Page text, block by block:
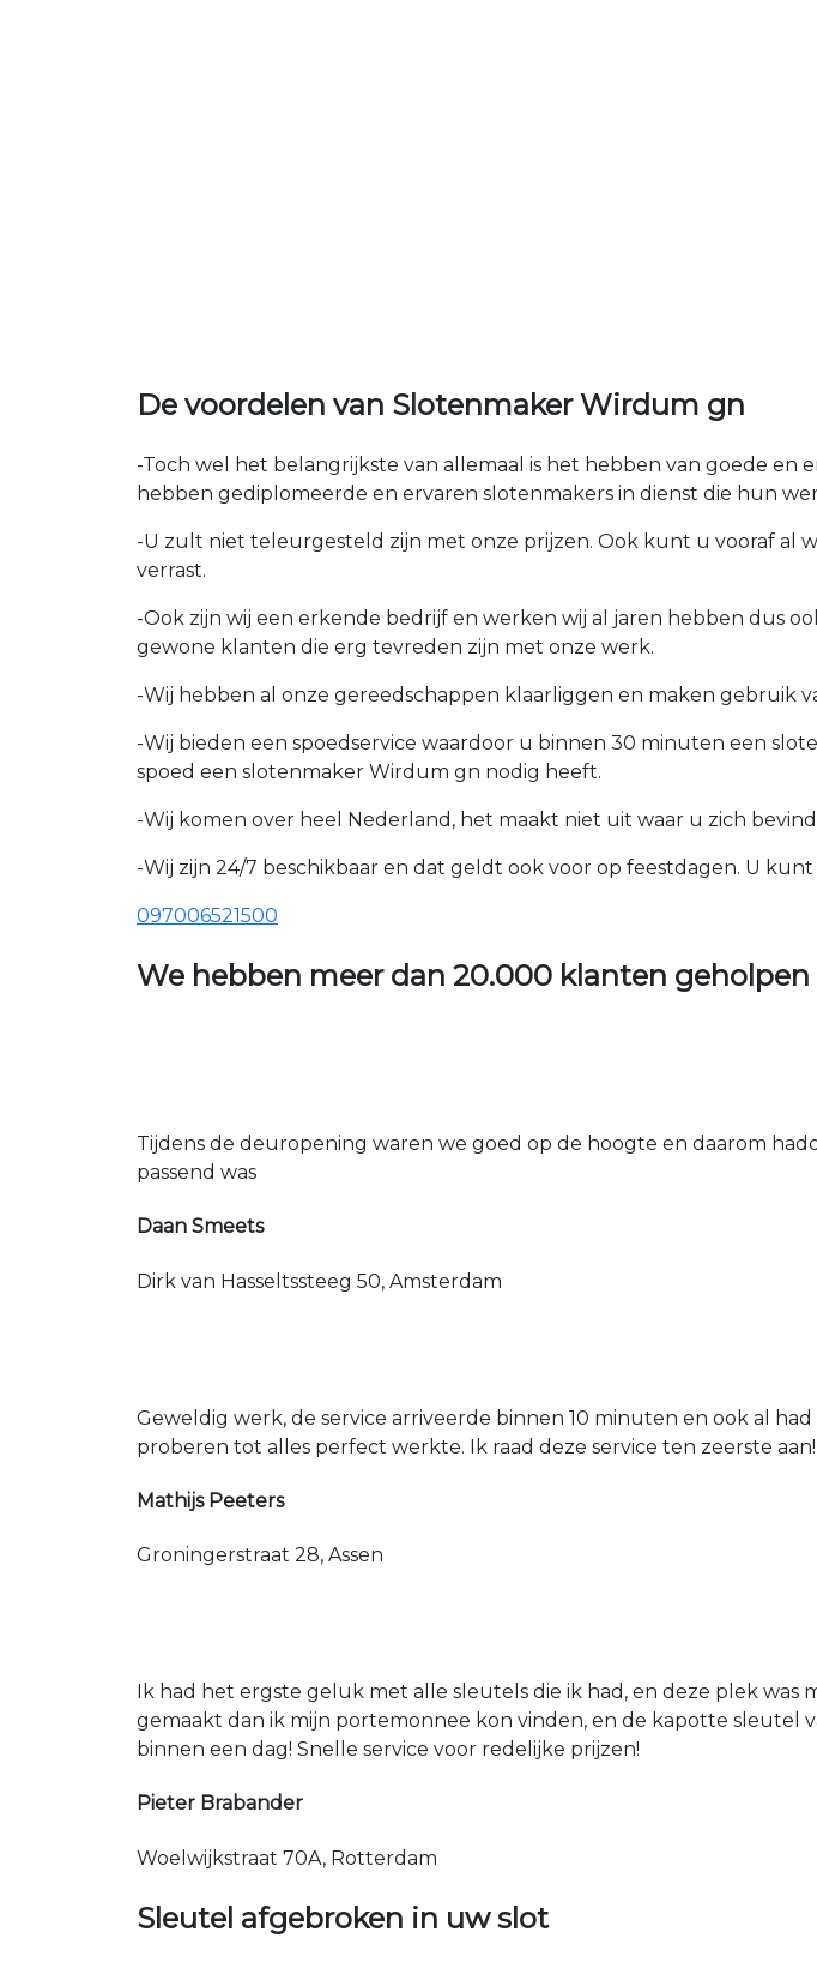
De voordelen van Slotenmaker Wirdum gn
-Toch wel het belangrijkste van allemaal is het hebben van goede en
hebben gediplomeerde en ervaren slotenmakers in dienst die hun
-U zult niet teleurgesteld zijn met onze prijzen. Ook kunt u vooraf al
verrast.
-Ook zijn wij een erkende bedrijf en werken wij al jaren hebben dus
gewone klanten die erg tevreden zijn met onze werk.
-Wij hebben al onze gereedschappen klaarliggen en maken gebruik
-Wij bieden een spoedservice waardoor u binnen 30 minuten een
spoed een slotenmaker Wirdum gn nodig heeft.
-Wij komen over heel Nederland, het maakt niet uit waar u zich
-Wij zijn 24/7 beschikbaar en dat geldt ook voor op feestdagen. U
097006521500
We hebben meer dan 20.000 klanten geholpen
Tijdens de deuropening waren we goed op de hoogte en daarom
passend was
Daan Smeets
Dirk van Hasseltssteeg 50, Amsterdam
Geweldig werk, de service arriveerde binnen 10 minuten en ook al
proberen tot alles perfect werkte. Ik raad deze service ten zeerste aan!
Mathijs Peeters
Groningerstraat 28, Assen
Ik had het ergste geluk met alle sleutels die ik had, en deze plek
gemaakt dan ik mijn portemonnee kon vinden, en de kapotte sleutel
binnen een dag! Snelle service voor redelijke prijzen!
Pieter Brabander
Woelwijkstraat 70A, Rotterdam
Sleutel afgebroken in uw slot